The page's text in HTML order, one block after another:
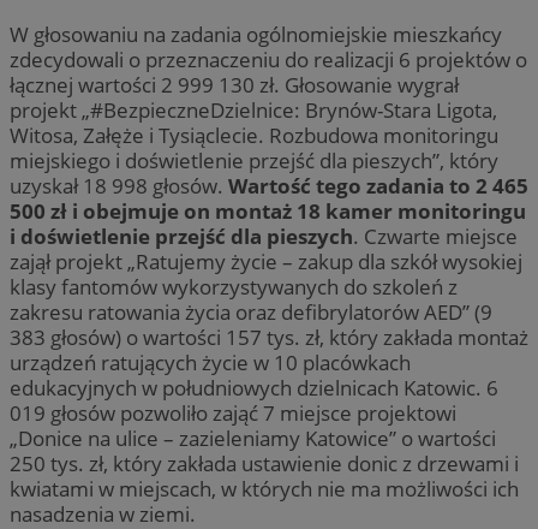
W głosowaniu na zadania ogólnomiejskie mieszkańcy
zdecydowali o przeznaczeniu do realizacji 6 projektów o
łącznej wartości 2 999 130 zł. Głosowanie wygrał
projekt „#BezpieczneDzielnice: Brynów-Stara Ligota,
Witosa, Załęże i Tysiąclecie. Rozbudowa monitoringu
miejskiego i doświetlenie przejść dla pieszych”, który
uzyskał 18 998 głosów. Wartość tego zadania to 2 465
500 zł i obejmuje on montaż 18 kamer monitoringu
i doświetlenie przejść dla pieszych. Czwarte miejsce
zajął projekt „Ratujemy życie – zakup dla szkół wysokiej
klasy fantomów wykorzystywanych do szkoleń z
zakresu ratowania życia oraz defibrylatorów AED” (9
383 głosów) o wartości 157 tys. zł, który zakłada montaż
urządzeń ratujących życie w 10 placówkach
edukacyjnych w południowych dzielnicach Katowic. 6
019 głosów pozwoliło zająć 7 miejsce projektowi
„Donice na ulice – zazieleniamy Katowice” o wartości
250 tys. zł, który zakłada ustawienie donic z drzewami i
kwiatami w miejscach, w których nie ma możliwości ich
nasadzenia w ziemi.